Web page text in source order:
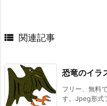
 関連記事
恐竜のイラ
フリー、無料
す。Jpeg形式